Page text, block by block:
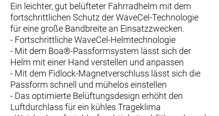
Ein leichter, gut belüfteter Fahrradhelm mit dem
fortschrittlichen Schutz der WaveCel-Technologie
für eine große Bandbreite an Einsatzzwecken.
- Fortschrittliche WaveCel-Helmtechnologie
- Mit dem Boa®-Passformsystem lässt sich der
Helm mit einer Hand verstellen und anpassen
- Mit dem Fidlock-Magnetverschluss lässt sich die
Passform schnell und mühelos einstellen
- Das optimierte Belüftungsdesign erhöht den
Luftdurchlass für ein kühles Trageklima